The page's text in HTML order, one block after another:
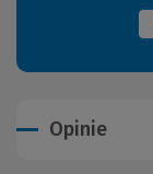
Opinie